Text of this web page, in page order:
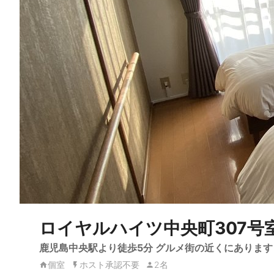
ロイヤルハイツ中央町307号
鹿児島中央駅より徒歩5分 グルメ街の近くにあります
個室 ホスト承認不要 2名